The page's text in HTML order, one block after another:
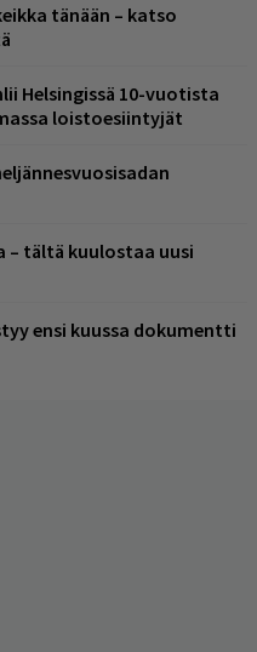
tänään – katso
Helsingissä 10-vuotista
loistoesiintyjät
– tältä kuulostaa uusi
ensi kuussa dokumentti